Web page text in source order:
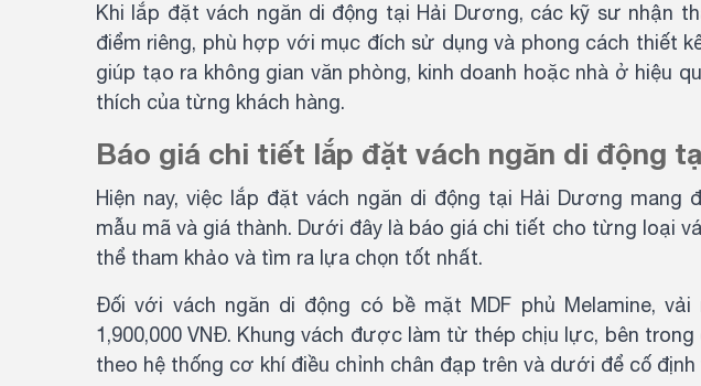
Khi lắp đặt vách ngăn di động tại Hải Dương, các kỹ sư nhận
điểm riêng, phù hợp với mục đích sử dụng và phong cách thiết
giúp tạo ra không gian văn phòng, kinh doanh hoặc nhà ở hiệu
thích của từng khách hàng.
Báo giá chi tiết lắp đặt vách ngăn di động
Hiện nay, việc lắp đặt vách ngăn di động tại Hải Dương mang
mẫu mã và giá thành. Dưới đây là báo giá chi tiết cho từng loại
thể tham khảo và tìm ra lựa chọn tốt nhất.
Đối với vách ngăn di động có bề mặt MDF phủ Melamine,
1,900,000 VNĐ. Khung vách được làm từ thép chịu lực, bên
theo hệ thống cơ khí điều chỉnh chân đạp trên và dưới để cố định